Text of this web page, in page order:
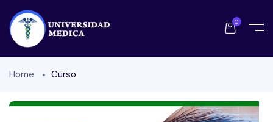
0
Home Curso